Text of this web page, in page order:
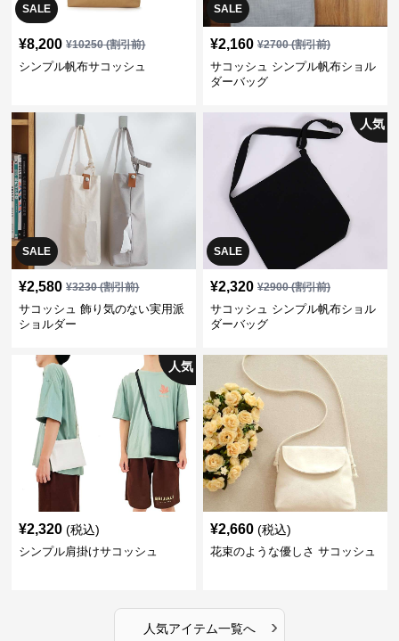
SALE
¥8,200 ¥10250(割引前)
シンプル帆布サコッシュ
SALE
¥2,160 ¥2700(割引前)
サコッシュ シンプル帆布ショル
ダーバッグ
SALE
¥2,580 ¥3230(割引前)
サコッシュ 飾り気のない実用派
ショルダー
SALE
人気
¥2,320 ¥2900(割引前)
サコッシュ シンプル帆布ショル
ダーバッグ
人気
¥2,320 (税込)
シンプル肩掛けサコッシュ
¥2,660 (税込)
花束のような優しさ サコッシュ
人気アイテム一覧へ ›